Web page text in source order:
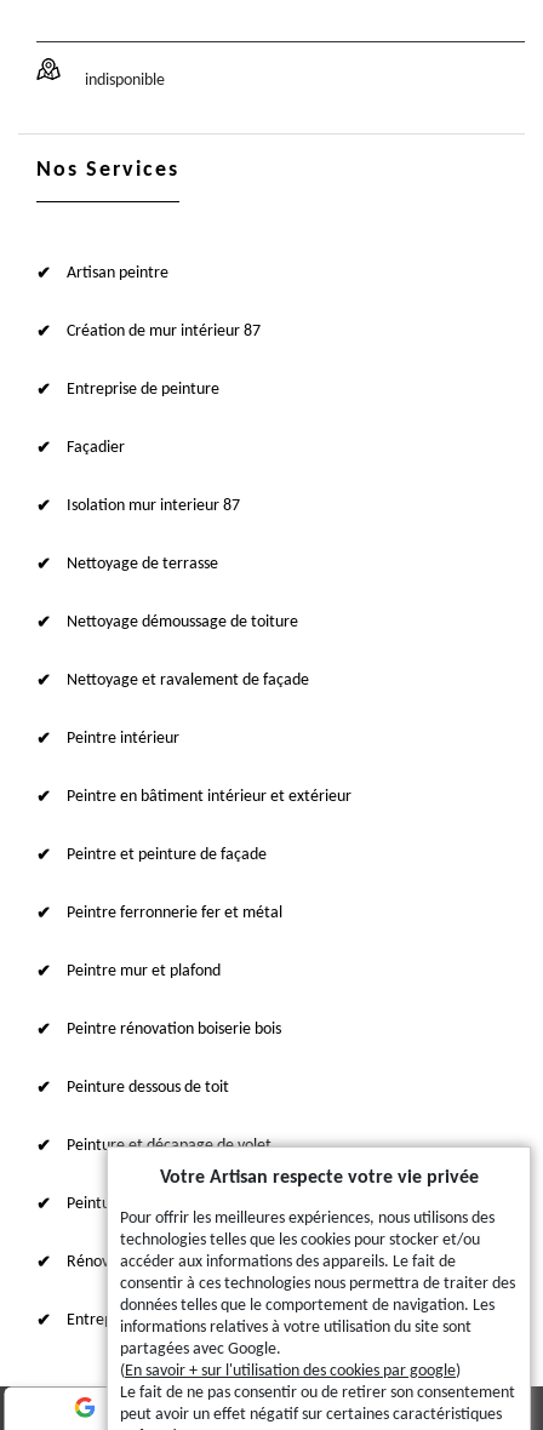
indisponible
Nos Services
Artisan peintre
Création de mur intérieur 87
Entreprise de peinture
Façadier
Isolation mur interieur 87
Nettoyage de terrasse
Nettoyage démoussage de toiture
Nettoyage et ravalement de façade
Peintre intérieur
Peintre en bâtiment intérieur et extérieur
Peintre et peinture de façade
Peintre ferronnerie fer et métal
Peintre mur et plafond
Peintre rénovation boiserie bois
Peinture dessous de toit
Peinture et décapage de volet
Peinture sur tuile et toiture
Rénovation intérieure 87
Entreprise de ravalement
© 2023 - 2026 - Tout droit réservé
Votre Artisan respecte votre vie privée
Pour offrir les meilleures expériences, nous utilisons des
technologies telles que les cookies pour stocker et/ou
accéder aux informations des appareils. Le fait de
consentir à ces technologies nous permettra de traiter des
données telles que le comportement de navigation. Les
informations relatives à votre utilisation du site sont
partagées avec Google.
(En savoir + sur l'utilisation des cookies par google)
Le fait de ne pas consentir ou de retirer son consentement
peut avoir un effet négatif sur certaines caractéristiques